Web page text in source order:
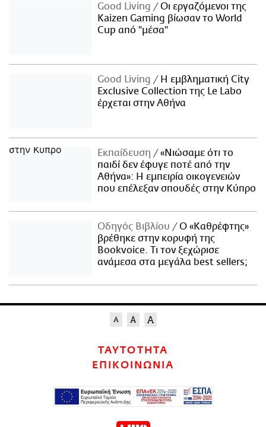
Good Living
Οι εργαζόμενοι της
Kaizen Gaming βίωσαν το World
Cup από "μέσα"
Good Living
Η εμβληματική City
Exclusive Collection της Le Labo
έρχεται στην Αθήνα
Εκπαίδευση
«Νιώσαμε ότι το
παιδί δεν έφυγε ποτέ από την
Αθήνα»: Η εμπειρία οικογενειών
που επέλεξαν σπουδές στην Κύπρο
Οδηγός Βιβλίου
Ο «Καθρέφτης»
βρέθηκε στην κορυφή της
Bookvoice. Τι τον ξεχώρισε
ανάμεσα στα μεγάλα best sellers;
ΤΑΥΤΟΤΗΤΑ
ΕΠΙΚΟΙΝΩΝΙΑ